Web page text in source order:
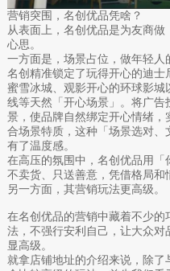
营销突围，名创优品凭啥？
从表面上，名创优品是为友商
心思。
一方面是，场景占位，做年轻人
名创精准锁定了玩得开心的迪
蜜雪冰城、观影开心的环球影
线等天然「开心场景」。将广
景，使品牌自然绑定开心情绪
合场景特质，这种「场景选对
有了温度感。
在高压的氛围中，名创优品用「
不卖货、只送善意，凭借格局和
另一方面，其营销玩法更高级。
在名创优品的营销中藏着不少
法，不强行安利自己，让大众
显高级。
就拿店铺地址的介绍来说，除